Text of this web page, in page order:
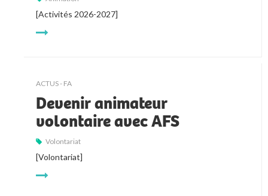
[Activités 2026-2027]
ACTUS - FA
Devenir animateur
volontaire avec AFS
Volontariat
[Volontariat]